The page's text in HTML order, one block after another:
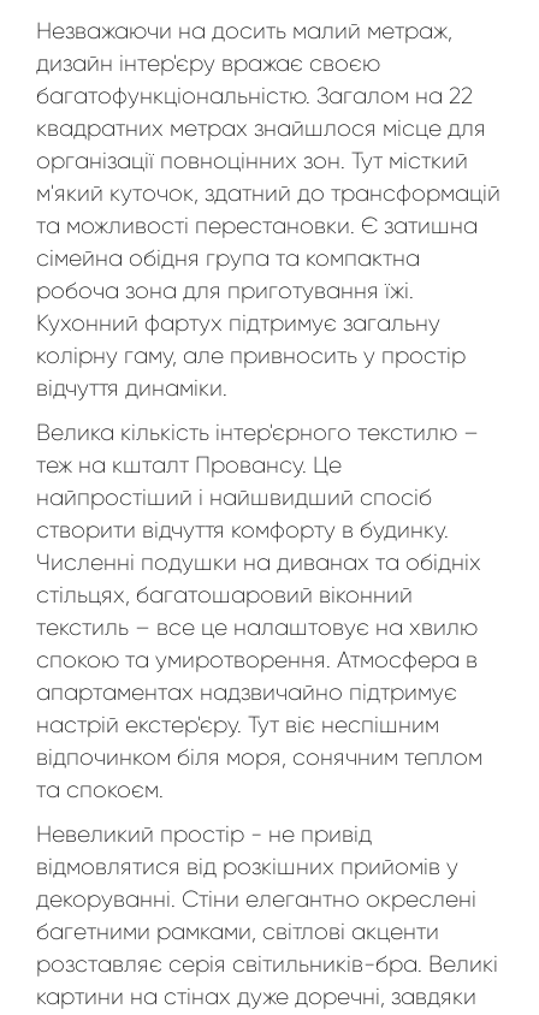
Незважаючи на досить малий метраж,
дизайн інтер'єру вражає своєю
багатофункціональністю. Загалом на 22
квадратних метрах знайшлося місце для
організації повноцінних зон. Тут місткий
м'який куточок, здатний до трансформацій
та можливості перестановки. Є затишна
сімейна обідня група та компактна
робоча зона для приготування їжі.
Кухонний фартух підтримує загальну
колірну гаму, але привносить у простір
відчуття динаміки.
Велика кількість інтер'єрного текстилю –
теж на кшталт Провансу. Це
найпростіший і найшвидший спосіб
створити відчуття комфорту в будинку.
Численні подушки на диванах та обідніх
стільцях, багатошаровий віконний
текстиль – все це налаштовує на хвилю
спокою та умиротворення. Атмосфера в
апартаментах надзвичайно підтримує
настрій екстер'єру. Тут віє неспішним
відпочинком біля моря, сонячним теплом
та спокоєм.
Невеликий простір - не привід
відмовлятися від розкішних прийомів у
декоруванні. Стіни елегантно окреслені
багетними рамками, світлові акценти
розставляє серія світильників-бра. Великі
картини на стінах дуже доречні, завдяки